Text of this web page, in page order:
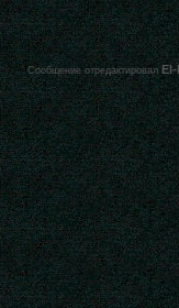
Сообщение отредактировал